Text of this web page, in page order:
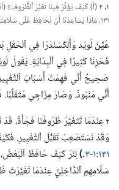
١،‏ ٢ ‏(‏أ)‏ كَيْفَ يُؤَثِّرُ فِينَا تَغَيُّرُ ٱلظُّرُوفِ؟‏
١٣١‏،‏ مَاذَا يُسَاعِدُنَا أَنْ نُحَافِظَ عَلَى
عُيِّنَ
فَحَزِنَا كَثِيرًا فِي ٱلْبِدَايَةِ.‏
صَحِيحٌ أَنِّي فَهِمْتُ أَسْبَابَ
أَنِّي مَنْبُوذٌ.‏ وَصَارَ مِزَاجِي
٢عِنْدَمَا تَتَغَيَّرُ ظُرُوفُنَا فَجْأَةً،‏
وَقَدْ نَسْتَصْعِبُ تَقَبُّلَ ٱلتَّغْيِيرِ.‏
١٣١:‏١-‏٣
‏.‏)‏لِنَرَ كَيْفَ حَافَظَ
سَلَامِهِمِ ٱلدَّاخِلِيِّ عِنْدَمَا تَغَيَّرَتْ